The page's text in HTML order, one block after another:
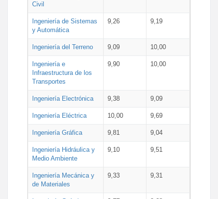
Civil
Ingeniería de Sistemas
y Automática
9,26 9,19
Ingeniería del Terreno 9,09 10,00
Ingeniería e
Infraestructura de los
Transportes
9,90 10,00
Ingeniería Electrónica 9,38 9,09
Ingeniería Eléctrica 10,00 9,69
Ingeniería Gráfica 9,81 9,04
Ingeniería Hidráulica y
Medio Ambiente
9,10 9,51
Ingeniería Mecánica y
de Materiales
9,33 9,31